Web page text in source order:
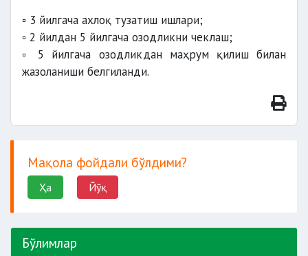
▫️ 3 йилгача ахлоқ тузатиш ишлари;
▫️ 2 йилдан 5 йилгача озодликни чеклаш;
▫️ 5 йилгача озодликдан маҳрум қилиш билан
жазоланиши белгиланди.
Мақола фойдали бўлдими?
Ҳа Йўқ
Бўлимлар